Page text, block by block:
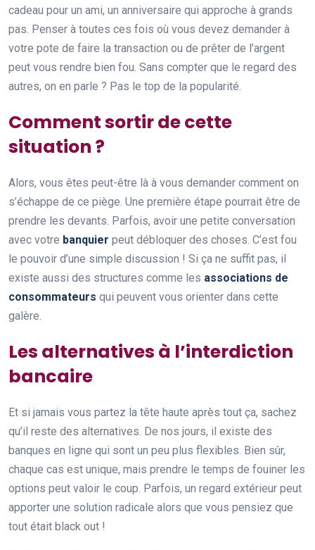
cadeau pour un ami, un anniversaire qui approche à grands
pas. Penser à toutes ces fois où vous devez demander à
votre pote de faire la transaction ou de prêter de l’argent
peut vous rendre bien fou. Sans compter que le regard des
autres, on en parle ? Pas le top de la popularité.
Comment sortir de cette
situation ?
Alors, vous êtes peut-être là à vous demander comment on
s’échappe de ce piège. Une première étape pourrait être de
prendre les devants. Parfois, avoir une petite conversation
avec votre banquier peut débloquer des choses. C’est fou
le pouvoir d’une simple discussion ! Si ça ne suffit pas, il
existe aussi des structures comme les associations de
consommateurs qui peuvent vous orienter dans cette
galère.
Les alternatives à l’interdiction
bancaire
Et si jamais vous partez la tête haute après tout ça, sachez
qu’il reste des alternatives. De nos jours, il existe des
banques en ligne qui sont un peu plus flexibles. Bien sûr,
chaque cas est unique, mais prendre le temps de fouiner les
options peut valoir le coup. Parfois, un regard extérieur peut
apporter une solution radicale alors que vous pensiez que
tout était black out !